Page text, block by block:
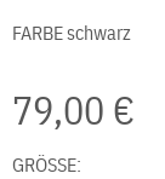
FARBEschwarz
79,00 €
GRÖSSE: